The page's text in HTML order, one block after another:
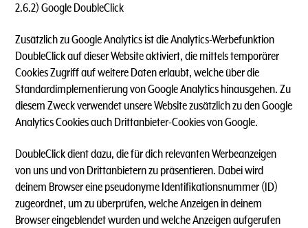
2.6.2) Google DoubleClick
Zusätzlich zu Google Analytics ist die Analytics-Werbefunktion
DoubleClick auf dieser Website aktiviert, die mittels temporärer
Cookies Zugriff auf weitere Daten erlaubt, welche über die
Standardimplementierung von Google Analytics hinausgehen. Zu
diesem Zweck verwendet unsere Website zusätzlich zu den Google
Analytics Cookies auch Drittanbieter-Cookies von Google.
DoubleClick dient dazu, die für dich relevanten Werbeanzeigen
von uns und von Drittanbietern zu präsentieren. Dabei wird
deinem Browser eine pseudonyme Identifikationsnummer (ID)
zugeordnet, um zu überprüfen, welche Anzeigen in deinem
Browser eingeblendet wurden und welche Anzeigen aufgerufen